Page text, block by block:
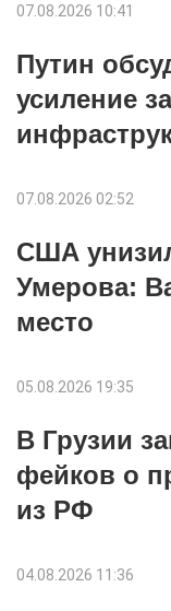
07.08.2026 10:41
Путин
усиление
07.08.2026 02:52
США
Умерова:
место
05.08.2026 19:35
В Грузии
фейков о
из РФ
04.08.2026 11:36